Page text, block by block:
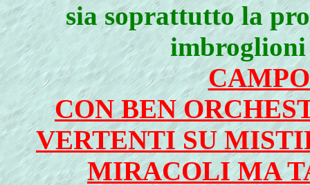
sia soprattutto la
CON BEN
VERTENTI SU
MIRACOLI MA